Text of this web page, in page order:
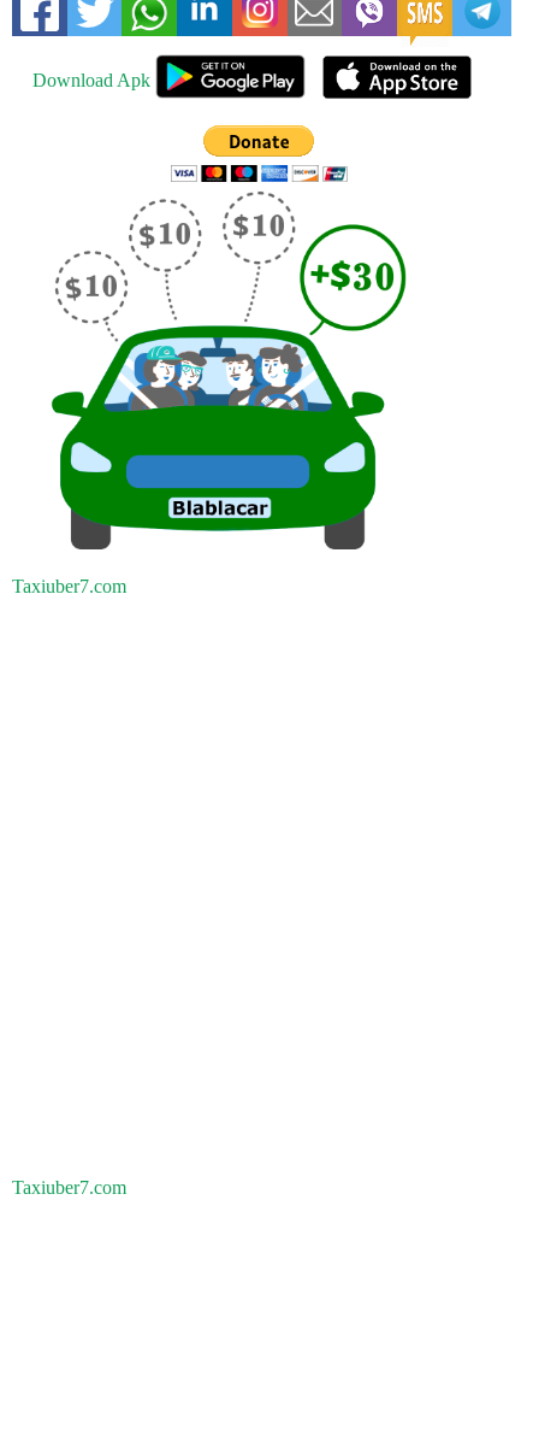
Download Apk
Taxiuber7.com
Taxiuber7.com